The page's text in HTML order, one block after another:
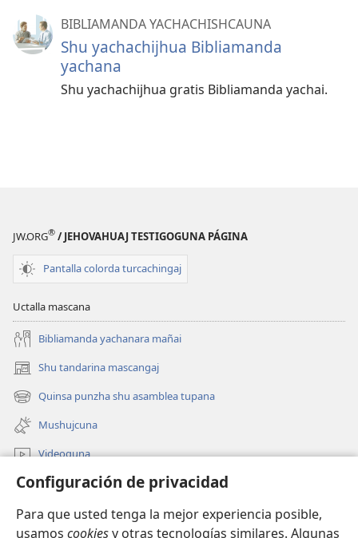
Configuración de privacidad
Para que usted tenga la mejor experiencia posible,
usamos cookiesy otras tecnologías similares. Algunas
BIBLIAMANDA YACHACHISHCAUNA
Shu yachachijhua Bibliamanda
yachana
Shu yachachijhua gratis Bibliamanda yachai.
JW.ORG® / JEHOVAHUAJ TESTIGOGUNA PÁGINA
Pantalla colorda turcachingaj
Uctalla mascana
Bibliamanda yachanara mañai
Shu tandarina mascangaj
(abre
una
nueva
ventana)
Quinsa punzha shu asamblea tupana
(abre
una
nueva
ventana)
Mushujcuna
Videoguna
jw.org Internetpi mascana
Yanapangahua
(abre